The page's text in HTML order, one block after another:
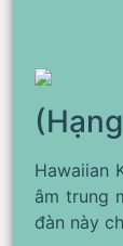
Hawaiian
âm trung
đàn này